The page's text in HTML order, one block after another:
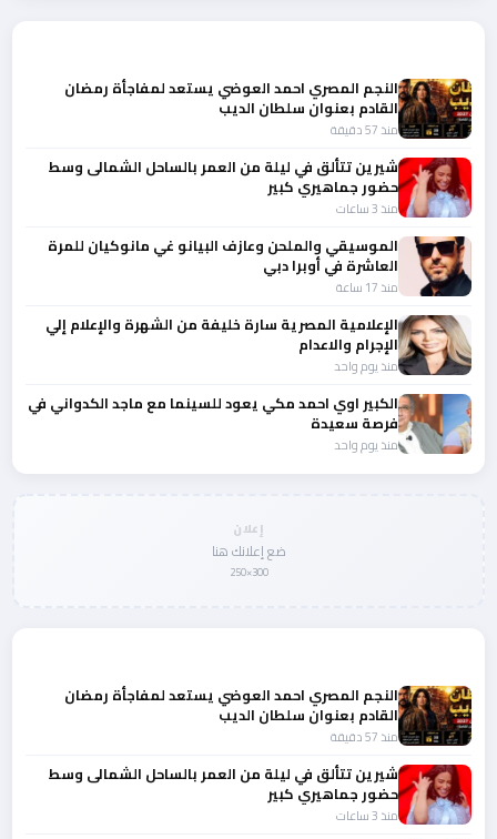
النجم المصري احمد العوضي يستعد لمفاجأة رمضان
القادم بعنوان سلطان الديب
منذ 57 دقيقة
شيرين تتألق في ليلة من العمر بالساحل الشمالى وسط
حضور جماهيري كبير
منذ 3 ساعات
الموسيقي والملحن وعازف البيانو غي مانوكيان للمرة
العاشرة في أوبرا دبي
منذ 17 ساعة
الإعلامية المصرية سارة خليفة من الشهرة والإعلام إلي
الإجرام والاعدام
منذ يوم واحد
الكبير اوي احمد مكي يعود للسينما مع ماجد الكدواني في
فرصة سعيدة
منذ يوم واحد
إعلان
ضع إعلانك هنا
300×250
النجم المصري احمد العوضي يستعد لمفاجأة رمضان
القادم بعنوان سلطان الديب
منذ 57 دقيقة
شيرين تتألق في ليلة من العمر بالساحل الشمالى وسط
حضور جماهيري كبير
منذ 3 ساعات